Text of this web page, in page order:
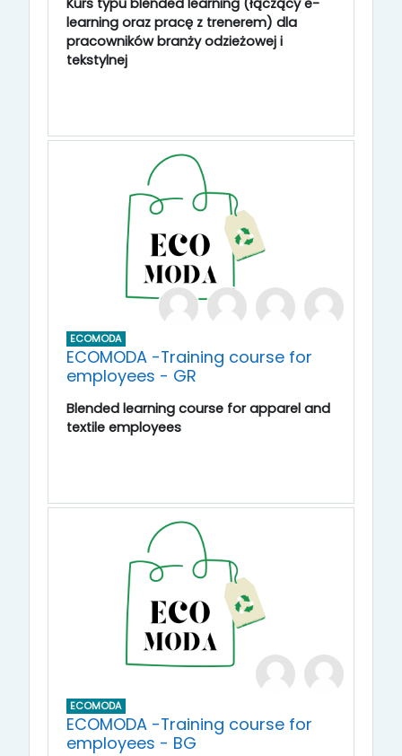
learning oraz pracę z trenerem) dla
pracowników branży odzieżowej i
tekstylnej
ECOMODA
ECOMODA -Training course for
employees - GR
Blended learning course for apparel and
textile employees
ECOMODA
ECOMODA -Training course for
employees - BG